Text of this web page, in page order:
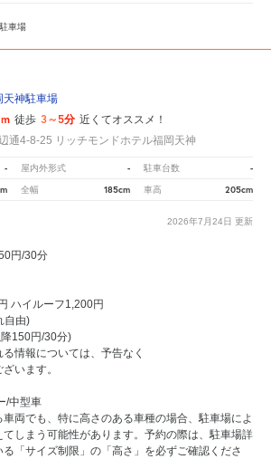
車場
天神駐車場
徒歩 3～5分 近くてオススメ！
通4-8-25 リッチモンドホテル福岡天神
- 屋内外形式 - 駐車台数 -
全幅 185cm 車高 205cm
2026年7月24日 更新
円/30分
ハイルーフ1,200円
自由)
150円/30分)
情報については、予告なく
います。
/中型車
両でも、特に高さのある車種の場合、駐車場によ
てしまう可能性があります。予約の際は、駐車場詳
「サイズ制限」の「高さ」を必ずご確認くださ